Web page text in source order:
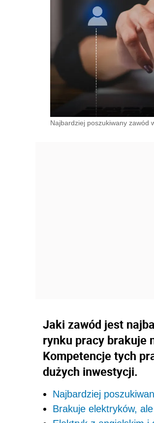
Najbardziej poszukiwany zawód
Jaki zawód jest
rynku pracy brakuje
Kompetencje tych
dużych inwestycji.
Najbardziej
Brakuje elektryków,